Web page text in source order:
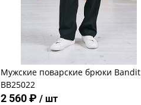
Мужские поварские брюки Bandit
BB25022
2 560 ₽ / шт